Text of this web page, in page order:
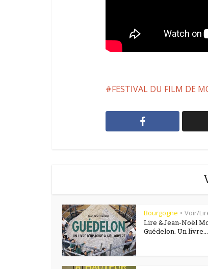
FESTIVAL DU FILM DE
Bourgogne • Voir/
Lire &Jean-Noël
Guédelon. Un livre...